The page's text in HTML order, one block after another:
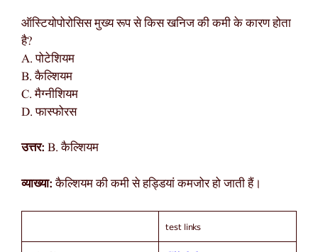
ऑस्टियोपोरोसिस मुख्य रूप से किस खनिज की कमी के कारण होता
है?
A. पोटेशियम
B. कैल्शियम
C. मैग्नीशियम
D. फास्फोरस
उत्तर: B. कैल्शियम
व्याख्या:कैल्शियम की कमी से हड्डियां कमजोर हो जाती हैं।
test links